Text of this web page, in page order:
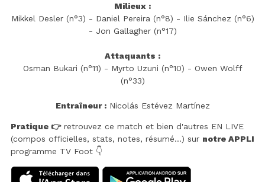
Milieux :
Mikkel Desler (n°3) - Daniel Pereira (n°8) - Ilie Sánchez (n°6)
- Jon Gallagher (n°17)
Attaquants :
Osman Bukari (n°11) - Myrto Uzuni (n°10) - Owen Wolff
(n°33)
Entraîneur :Nicolás Estévez Martínez
Pratique 👉retrouvez ce match et bien d'autres EN LIVE
(compos officielles, stats, notes, résumé...) sur notre APPLI
programme TV Foot 👇